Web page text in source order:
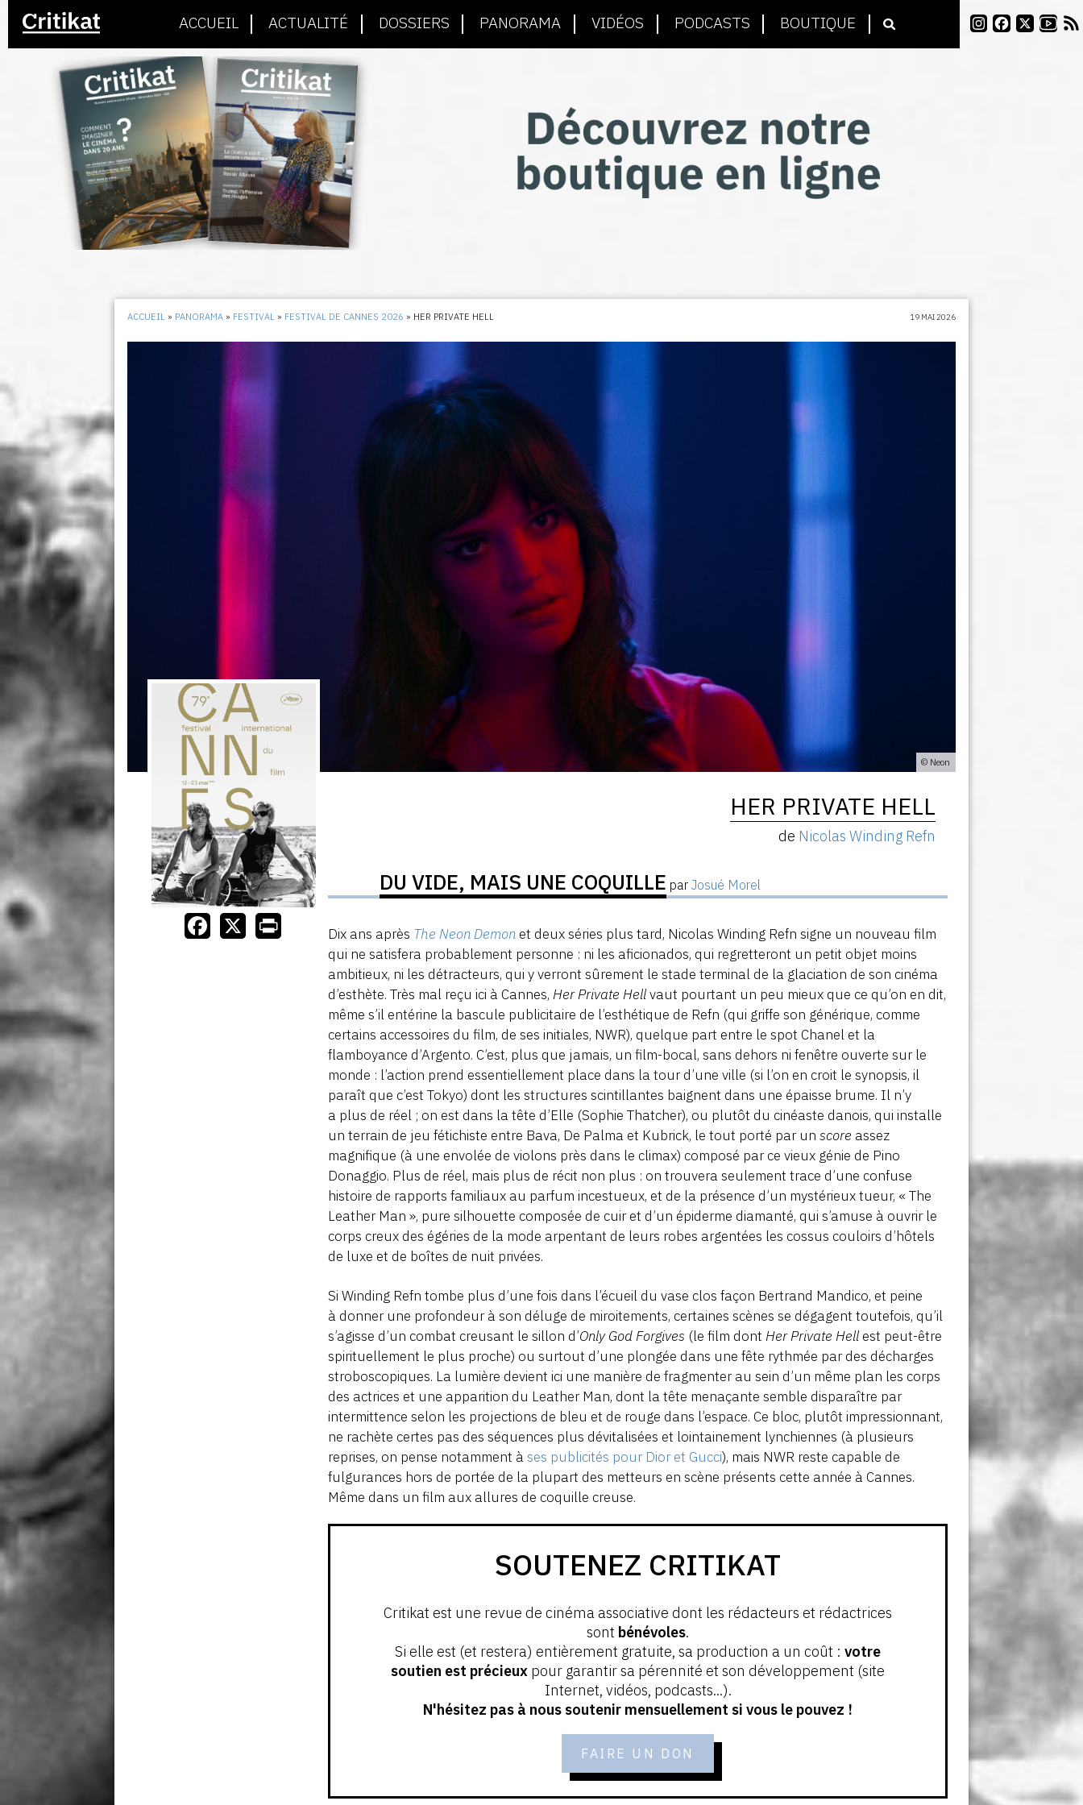
ACCUEIL ACTUALITÉ DOSSIERS PANORAMA VIDÉOS PODCASTS BOUTIQUE
ACCUEIL » PANORAMA » FESTIVAL » FESTIVAL DE CANNES 2026 » HER PRIVATE HELL 19 MAI 2026
© Neon
HER PRIVATE HELL
de Nicolas Winding Refn
DU VIDE, MAIS UNE COQUILLE parJosué Morel
Dix ans après The Neon Demon et deux séries plus tard, Nicolas Winding Refn signe un nouveau film
qui ne satisfera probablement personne : ni les aficionados, qui regretteront un petit objet moins
ambitieux, ni les détracteurs, qui y verront sûrement le stade terminal de la glaciation de son cinéma
d’esthète. Très mal reçu ici à Cannes,Her Private Hellvaut pourtant un peu mieux que ce qu’on en dit,
même s’il entérine la bascule publicitaire de l’esthétique de Refn (qui griffe son générique, comme
certains accessoires du film, de ses initiales, NWR), quelque part entre le spot Chanel et la
flamboyance d’Argento. C’est, plus que jamais, un film-bocal, sans dehors ni fenêtre ouverte sur le
monde : l’action prend essentiellement place dans la tour d’une ville (si l’on en croit le synopsis, il
paraît que c’est Tokyo) dont les structures scintillantes baignent dans une épaisse brume. Il n’y
a plus de réel ; on est dans la tête d’Elle (Sophie Thatcher), ou plutôt du cinéaste danois, qui installe
un terrain de jeu fétichiste entre Bava, De Palma et Kubrick, le tout porté par unscore assez
magnifique (à une envolée de violons près dans le climax) composé par ce vieux génie de Pino
Donaggio. Plus de réel, mais plus de récit non plus : on trouvera seulement trace d’une confuse
histoire de rapports familiaux au parfum incestueux, et de la présence d’un mystérieux tueur, « The
Leather Man », pure silhouette composée de cuir et d’un épiderme diamanté, qui s’amuse à ouvrir le
corps creux des égéries de la mode arpentant de leurs robes argentées les cossus couloirs d’hôtels
de luxe et de boîtes de nuit privées.
Si Winding Refn tombe plus d’une fois dans l’écueil du vase clos façon Bertrand Mandico, et peine
à donner une profondeur à son déluge de miroitements, certaines scènes se dégagent toutefois, qu’il
s’agisse d’un combat creusant le sillon d’Only God Forgives (le film dontHer Private Hell est peut-être
spirituellement le plus proche) ou surtout d’une plongée dans une fête rythmée par des décharges
stroboscopiques. La lumière devient ici une manière de fragmenter au sein d’un même plan les corps
des actrices et une apparition du Leather Man, dont la tête menaçante semble disparaître par
intermittence selon les projections de bleu et de rouge dans l’espace. Ce bloc, plutôt impressionnant,
ne rachète certes pas des séquences plus dévitalisées et lointainement lynchiennes (à plusieurs
reprises, on pense notamment àses publicités pour Dior et Gucci), mais NWR reste capable de
fulgurances hors de portée de la plupart des metteurs en scène présents cette année à Cannes.
Même dans un film aux allures de coquille creuse.
SOUTENEZ CRITIKAT
Critikat est une revue de cinéma associative dont les rédacteurs et rédactrices
sont bénévoles.
Si elle est (et restera) entièrement gratuite, sa production a un coût : votre
soutien est précieux pour garantir sa pérennité et son développement (site
Internet, vidéos, podcasts...).
N'hésitez pas à nous soutenir mensuellement si vous le pouvez !
FAIRE UN DON